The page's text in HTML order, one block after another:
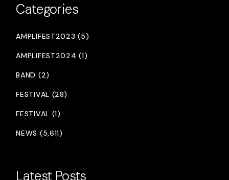
Categories
AMPLIFEST2023 (5)
AMPLIFEST2024 (1)
BAND (2)
FESTIVAL (28)
FESTIVAL (1)
NEWS (5,611)
Latest Posts